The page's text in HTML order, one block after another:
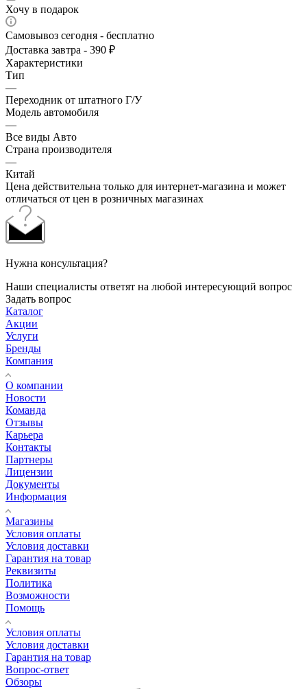
Хочу в подарок
Самовывоз сегодня - бесплатно
Доставка завтра - 390 ₽
Характеристики
Тип
—
Переходник от штатного Г/У
Модель автомобиля
—
Все виды Авто
Страна производителя
—
Китай
Цена действительна только для интернет-магазина и может
отличаться от цен в розничных магазинах
Нужна консультация?
Наши специалисты ответят на любой интересующий вопрос
Задать вопрос
Каталог
Акции
Услуги
Бренды
Компания
О компании
Новости
Команда
Отзывы
Карьера
Контакты
Партнеры
Лицензии
Документы
Информация
Магазины
Условия оплаты
Условия доставки
Гарантия на товар
Реквизиты
Политика
Возможности
Помощь
Условия оплаты
Условия доставки
Гарантия на товар
Вопрос-ответ
Обзоры